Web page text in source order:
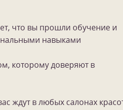
что вы прошли обучение и
навыками
которому доверяют в
ждут в любых салонах